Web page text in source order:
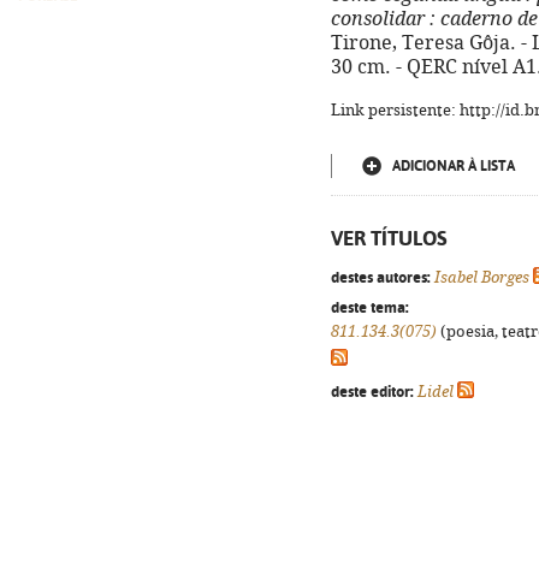
consolidar: caderno
Tirone, Teresa Gôja. -
30 cm. - QERC nível
Link persistente: http://
ADICIONAR À LISTA
VER TÍTULOS
destes autores: Isabel Borges
deste tema:
811.134.3(075) (poesia,
deste editor: Lidel